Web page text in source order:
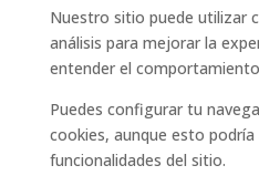
Nuestro sitio puede utilizar
análisis para mejorar la
entender el
Puedes configurar tu
cookies, aunque esto
funcionalidades del sitio.